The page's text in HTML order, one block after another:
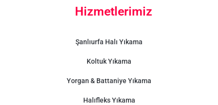
Hizmetlerimiz
Şanlıurfa Halı Yıkama
Koltuk Yıkama
Yorgan & Battaniye Yıkama
Halıfleks Yıkama